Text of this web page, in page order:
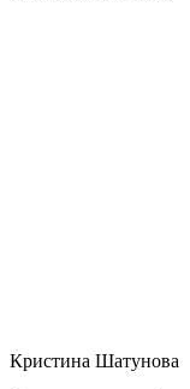
Кристина Шатунова